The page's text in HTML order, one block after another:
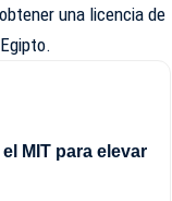
una licencia de
MIT para elevar